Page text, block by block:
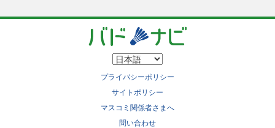
プライバシーポリシー
サイトポリシー
マスコミ関係者さまへ
問い合わせ